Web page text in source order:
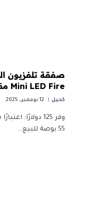
Mini LED Fire مقاس 55 بوصة من Amazon
كحيل 12 نوفمبر، 2025
55 بوصة للبيع…